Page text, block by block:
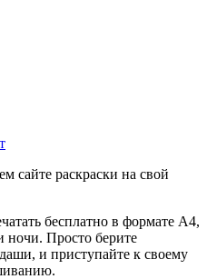
сайте раскраски на свой
бесплатно в формате А4,
ночи. Просто берите
и приступайте к своему